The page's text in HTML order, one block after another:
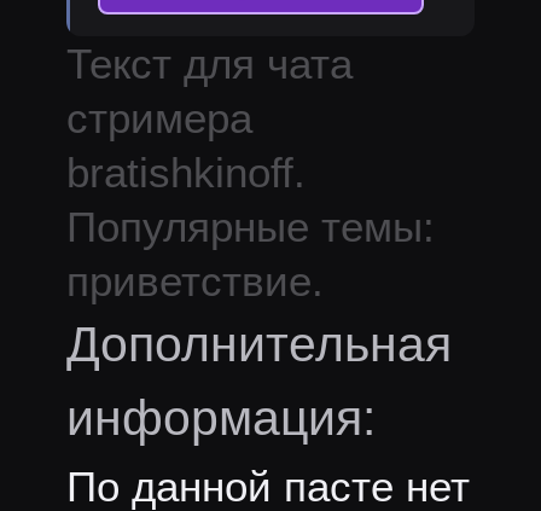
Текст для чата
стримера
bratishkinoff.
Популярные темы:
приветствие.
Дополнительная
информация:
По данной пасте нет